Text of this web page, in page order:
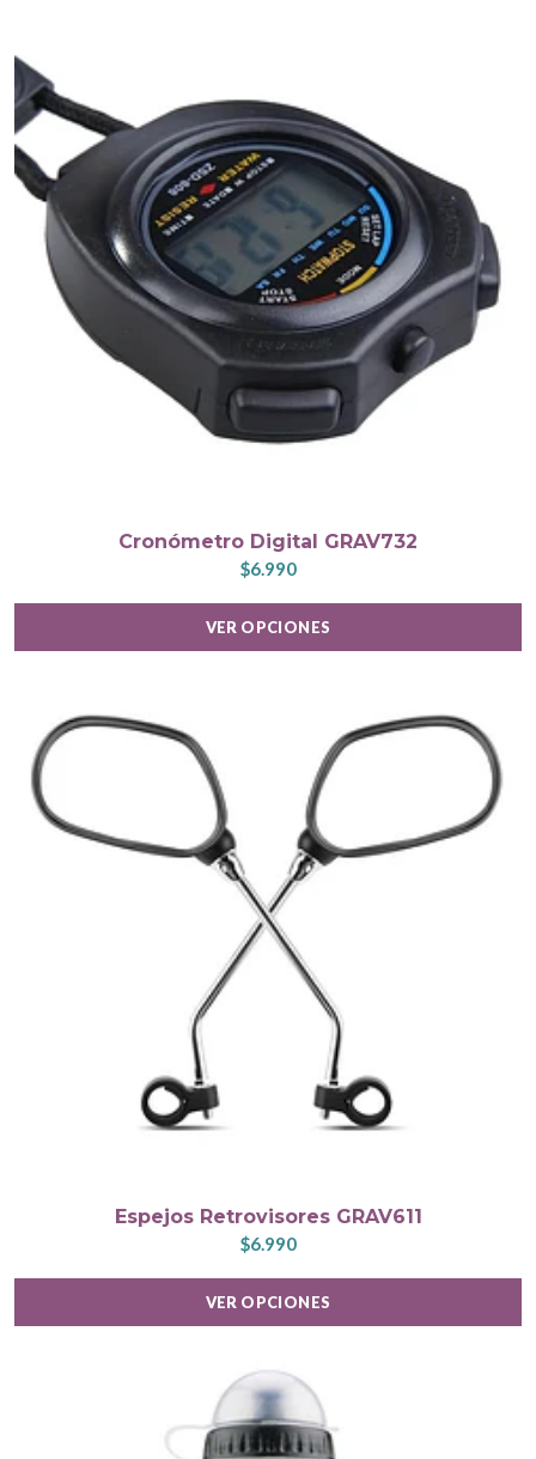
Cronómetro Digital GRAV732
$6.990
VER OPCIONES
Espejos Retrovisores GRAV611
$6.990
VER OPCIONES